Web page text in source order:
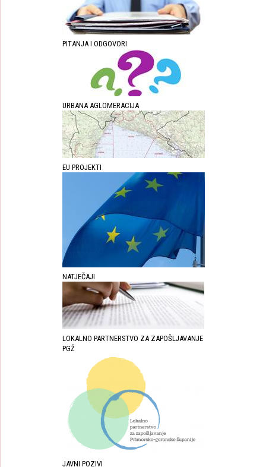
PITANJA I ODGOVORI
URBANA AGLOMERACIJA
EU PROJEKTI
NATJEČAJI
LOKALNO PARTNERSTVO ZA ZAPOŠLJAVANJE
PGŽ
JAVNI POZIVI